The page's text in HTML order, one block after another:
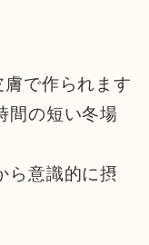
で作られます
間の短い冬場
ら意識的に摂